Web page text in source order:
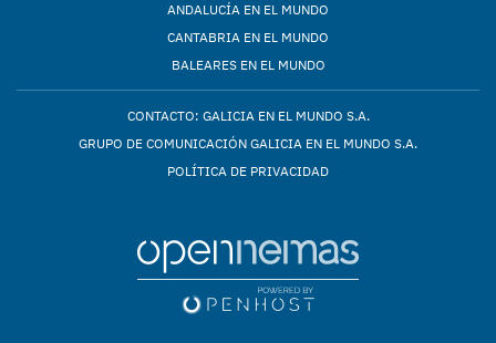
ANDALUCÍA EN EL MUNDO
CANTABRIA EN EL MUNDO
BALEARES EN EL MUNDO
CONTACTO: GALICIA EN EL MUNDO S.A.
GRUPO DE COMUNICACIÓN GALICIA EN EL MUNDO S.A.
POLÍTICA DE PRIVACIDAD